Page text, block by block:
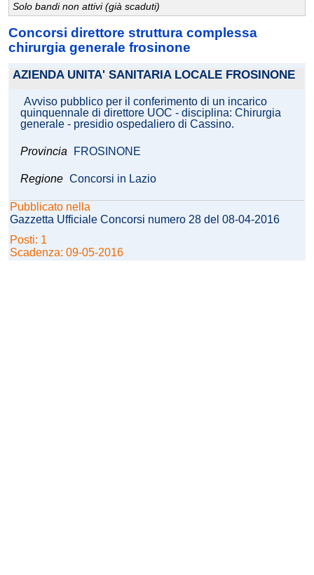
Solo bandi non attivi (già scaduti)
Concorsi direttore struttura complessa
chirurgia generale frosinone
AZIENDA UNITA' SANITARIA LOCALE FROSINONE
Avviso pubblico per il conferimento di un incarico
quinquennale di direttore UOC - disciplina: Chirurgia
generale - presidio ospedaliero di Cassino.
Provincia FROSINONE
Regione Concorsi in Lazio
Pubblicato nella
Gazzetta Ufficiale Concorsi numero 28 del 08-04-2016
Posti: 1
Scadenza: 09-05-2016